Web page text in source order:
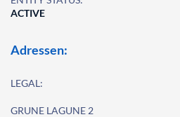
ACTIVE
Adressen:
LEGAL:
GRUNE LAGUNE 2